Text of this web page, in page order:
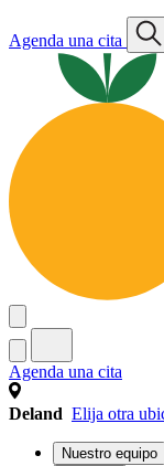
Agenda una cita
Agenda una cita
Deland Elija otra
Nuestro equipo